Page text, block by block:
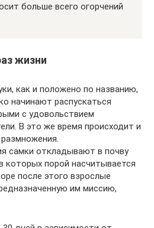
больше всего огорчений
жизни
как и положено по названию,
начинают распускаться
с удовольствием
В это же время происходит и
самки откладывают в почву
которых порой насчитывается
после этого взрослые
им миссию,